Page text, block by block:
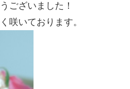
ございました！
咲いております。